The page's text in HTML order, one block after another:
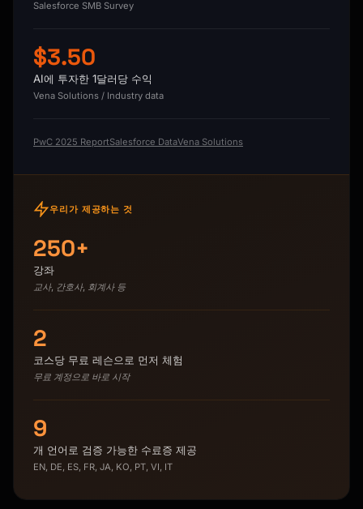
Salesforce SMB Survey
$3.50
AI에 투자한 1달러당 수익
Vena Solutions / Industry data
PwC 2025 ReportSalesforce DataVena Solutions
우리가 제공하는 것
250+
강좌
교사, 간호사, 회계사 등
2
코스당 무료 레슨으로 먼저 체험
무료 계정으로 바로 시작
9
개 언어로 검증 가능한 수료증 제공
EN, DE, ES, FR, JA, KO, PT, VI, IT